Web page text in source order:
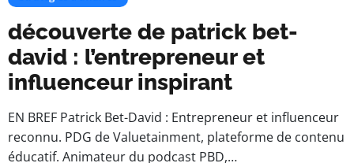
découverte de patrick bet-
david : l’entrepreneur et
influenceur inspirant
EN BREF Patrick Bet-David : Entrepreneur et influenceur
reconnu. PDG de Valuetainment, plateforme de contenu
éducatif. Animateur du podcast PBD,…